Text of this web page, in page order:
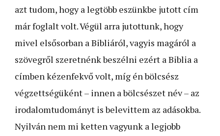
azt tudom, hogy a legtöbb eszünkbe jutott cím
már foglalt volt. Végül arra jutottunk, hogy
mivel elsősorban a Bibliáról, vagyis magáról a
szövegről szeretnénk beszélni ezért a Biblia a
címben kézenfekvő volt, míg én bölcsész
végzettségüként – innen a bölcsészet név – az
irodalomtudományt is belevittem az adásokba.
Nyilván nem mi ketten vagyunk a legjobb